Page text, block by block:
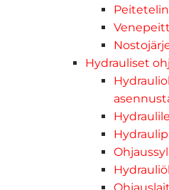
Hydrauliset